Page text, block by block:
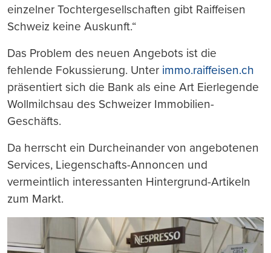
einzelner Tochtergesellschaften gibt Raiffeisen
Schweiz keine Auskunft.“
Das Problem des neuen Angebots ist die
fehlende Fokussierung. Unter immo.raiffeisen.ch
präsentiert sich die Bank als eine Art Eierlegende
Wollmilchsau des Schweizer Immobilien-
Geschäfts.
Da herrscht ein Durcheinander von angebotenen
Services, Liegenschafts-Annoncen und
vermeintlich interessanten Hintergrund-Artikeln
zum Markt.